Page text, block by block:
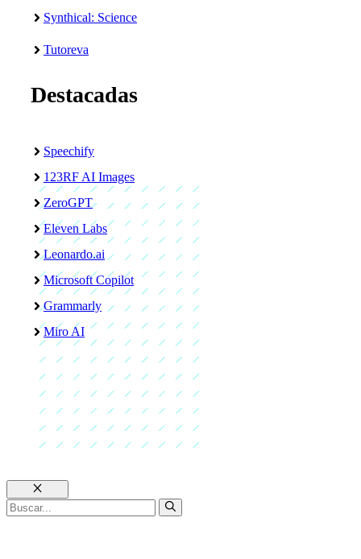
Synthical: Science
Tutoreva
Destacadas
Speechify
123RF AI Images
ZeroGPT
Eleven Labs
Leonardo.ai
Microsoft Copilot
Grammarly
Miro AI
Cerrar
Buscar: